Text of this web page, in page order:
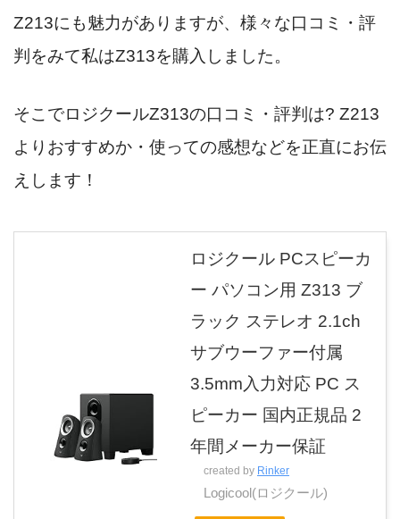
Z213にも魅力がありますが、様々な口コミ・評
判をみて私はZ313を購入しました。
そこでロジクールZ313の口コミ・評判は? Z213
よりおすすめか・使っての感想などを正直にお伝
えします！
ロジクール PCスピーカ
ー パソコン用 Z313 ブ
ラック ステレオ 2.1ch
サブウーファー付属
3.5mm入力対応 PC ス
ピーカー 国内正規品 2
年間メーカー保証
created by Rinker
Logicool(ロジクール)